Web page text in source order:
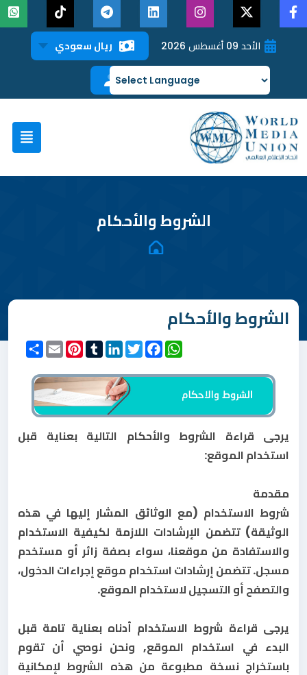
الأحد 09 أغسطس 2026 ريال سعودي
الشروط والأحكام
الشروط والأحكام
انشرEmail
PinterestTumblrLinkedInTwitter
Facebook
WhatsApp
يرجى قراءة الشروط والأحكام التالية بعناية قبل
استخدام الموقع:
مقدمة
شروط الاستخدام (مع الوثائق المشار إليها في هذه
الوثيقة) تتضمن الإرشادات اللازمة لكيفية الاستخدام
والاستفادة من موقعنا، سواء بصفة زائر أو مستخدم
مسجل. تتضمن إرشادات استخدام موقع إجراءات الدخول،
والتصفح أو التسجيل لاستخدام الموقع.
يرجى قراءة شروط الاستخدام أدناه بعناية تامة قبل
البدء في استخدام الموقع, ونحن نوصي أن تقوم
باستخراج نسخة مطبوعة من هذه الشروط لإمكانية